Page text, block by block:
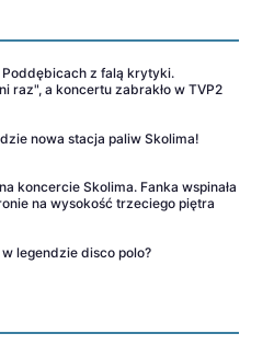
Poddębicach z falą krytyki.
raz", a koncertu zabrakło w TVP2
nowa stacja paliw Skolima!
koncercie Skolima. Fanka wspinała
na wysokość trzeciego piętra
legendzie disco polo?